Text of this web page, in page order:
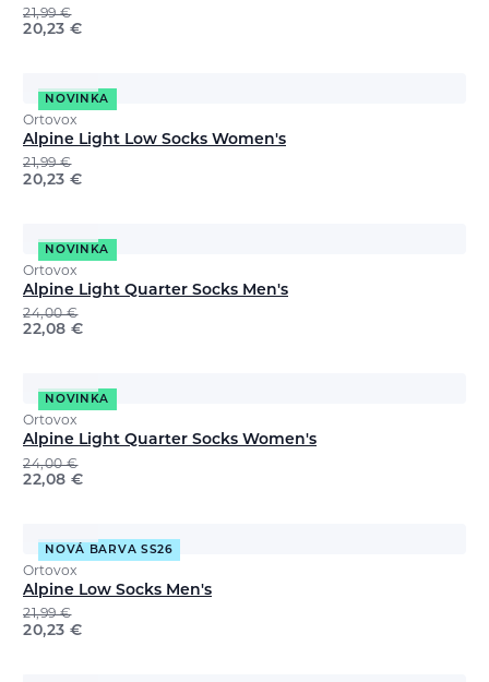
21,99€
20,23 €
NOVINKA
Ortovox
Alpine Light Low Socks Women's
21,99€
20,23 €
NOVINKA
Ortovox
Alpine Light Quarter Socks Men's
24,00€
22,08 €
NOVINKA
Ortovox
Alpine Light Quarter Socks Women's
24,00€
22,08 €
NOVÁ BARVA SS26
Ortovox
Alpine Low Socks Men's
21,99€
20,23 €